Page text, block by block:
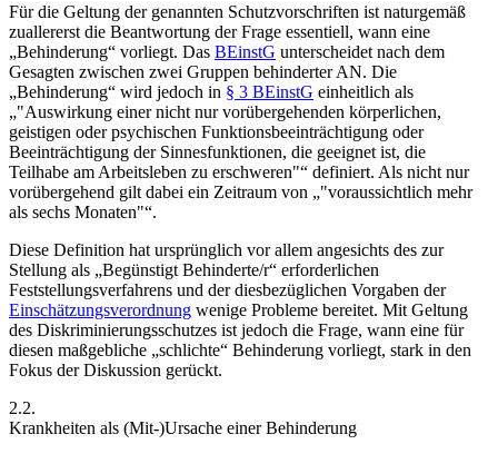
Für die Geltung der genannten Schutzvorschriften ist naturgemäß
zuallererst die Beantwortung der Frage essentiell, wann eine
„Behinderung“ vorliegt. Das BEinstG unterscheidet nach dem
Gesagten zwischen zwei Gruppen behinderter AN. Die
„Behinderung“ wird jedoch in § 3 BEinstG einheitlich als
„ Auswirkung einer nicht nur vorübergehenden körperlichen,
geistigen oder psychischen Funktionsbeeinträchtigung oder
Beeinträchtigung der Sinnesfunktionen, die geeignet ist, die
Teilhabe am Arbeitsleben zu erschweren “ definiert. Als nicht nur
vorübergehend gilt dabei ein Zeitraum von „ voraussichtlich mehr
als sechs Monaten “.
Diese Definition hat ursprünglich vor allem angesichts des zur
Stellung als „Begünstigt Behinderte/r“ erforderlichen
Feststellungsverfahrens und der diesbezüglichen Vorgaben der
Einschätzungsverordnung wenige Probleme bereitet. Mit Geltung
des Diskriminierungsschutzes ist jedoch die Frage, wann eine für
diesen maßgebliche „schlichte“ Behinderung vorliegt, stark in den
Fokus der Diskussion gerückt.
2.2.
Krankheiten als (Mit-)Ursache einer Behinderung